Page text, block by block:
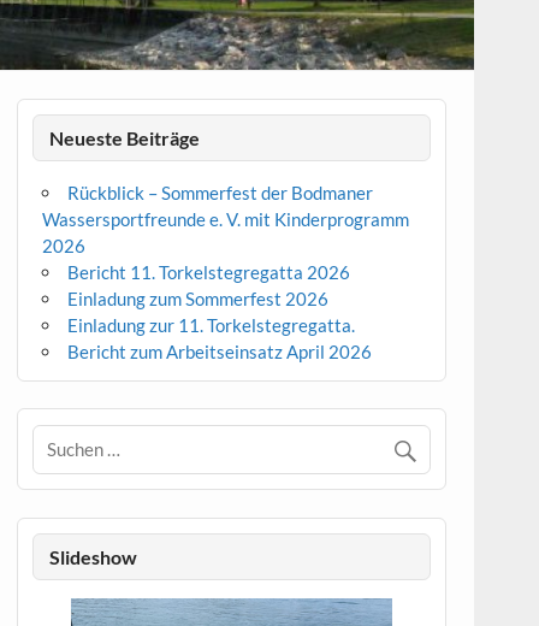
Neueste Beiträge
Rückblick – Sommerfest der Bodmaner
Wassersportfreunde e. V. mit Kinderprogramm
2026
Bericht 11. Torkelstegregatta 2026
Einladung zum Sommerfest 2026
Einladung zur 11. Torkelstegregatta.
Bericht zum Arbeitseinsatz April 2026
Slideshow